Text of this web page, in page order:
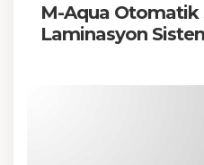
M-Aqua Otomatik
Laminasyon